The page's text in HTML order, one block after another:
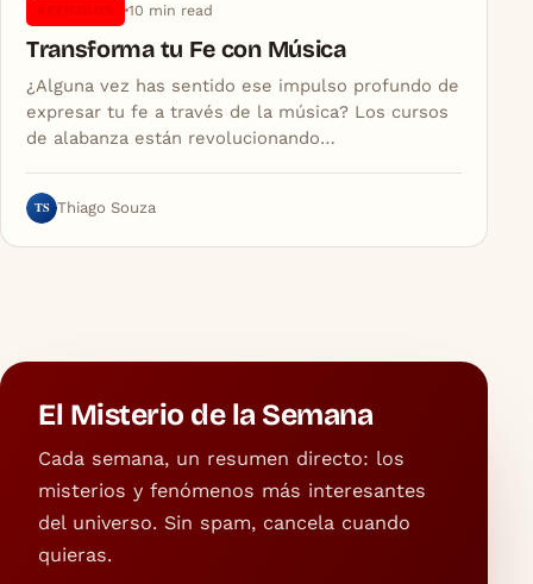
10 min read
Transforma tu Fe con Música
¿Alguna vez has sentido ese impulso profundo de
expresar tu fe a través de la música? Los cursos
de alabanza están revolucionando…
TS Thiago Souza
El Misterio de la Semana
Cada semana, un resumen directo: los
misterios y fenómenos más interesantes
del universo. Sin spam, cancela cuando
quieras.